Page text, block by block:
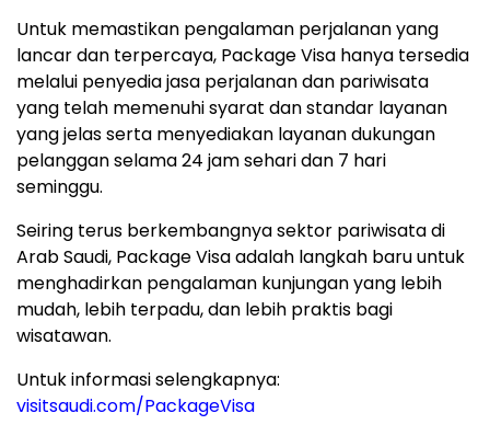
Untuk memastikan pengalaman perjalanan yang
lancar dan terpercaya, Package Visa hanya tersedia
melalui penyedia jasa perjalanan dan pariwisata
yang telah memenuhi syarat dan standar layanan
yang jelas serta menyediakan layanan dukungan
pelanggan selama 24 jam sehari dan 7 hari
seminggu.
Seiring terus berkembangnya sektor pariwisata di
Arab Saudi, Package Visa adalah langkah baru untuk
menghadirkan pengalaman kunjungan yang lebih
mudah, lebih terpadu, dan lebih praktis bagi
wisatawan.
Untuk informasi selengkapnya:
visitsaudi.com/PackageVisa